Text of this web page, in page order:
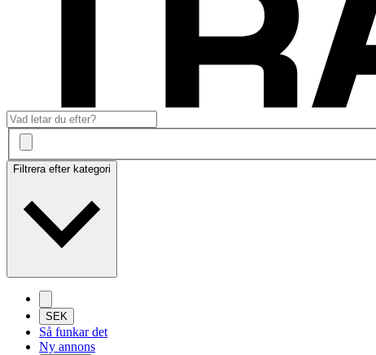
Filtrera efter kategori
SEK
Så funkar det
Ny annons